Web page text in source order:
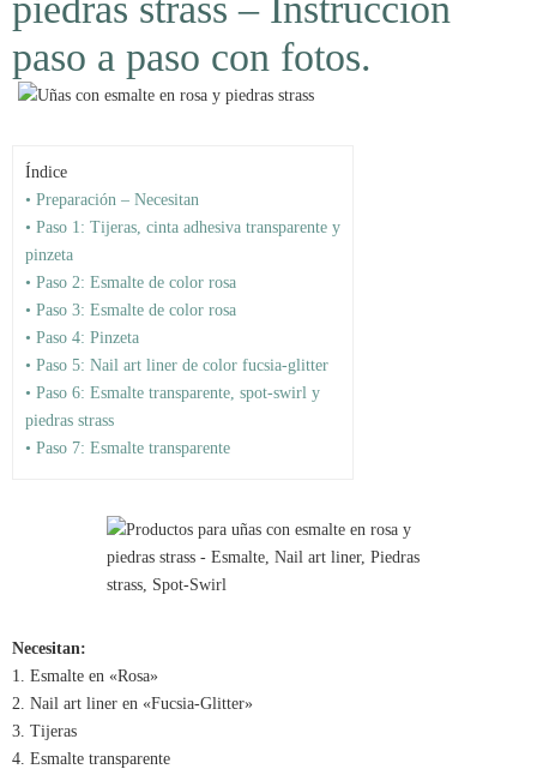
piedras strass – Instrucción
paso a paso con fotos.
Índice
• Preparación – Necesitan
• Paso 1: Tijeras, cinta adhesiva transparente y
pinzeta
• Paso 2: Esmalte de color rosa
• Paso 3: Esmalte de color rosa
• Paso 4: Pinzeta
• Paso 5: Nail art liner de color fucsia-glitter
• Paso 6: Esmalte transparente, spot-swirl y
piedras strass
• Paso 7: Esmalte transparente
Necesitan:
1. Esmalte en «Rosa»
2. Nail art liner en «Fucsia-Glitter»
3. Tijeras
4. Esmalte transparente